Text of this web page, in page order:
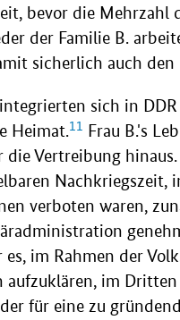
bevor die Mehrzahl
der Familie B.
sicherlich auch
sich in
Heimat.11 Frau B.'s
Vertreibung
Nachkriegszeit,
verboten waren,
es, im Rahmen der
aufzuklären, im
für eine zu